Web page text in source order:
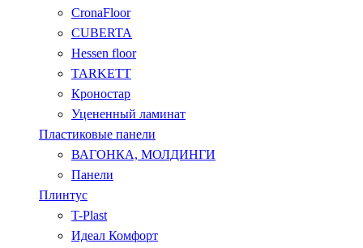
CronaFloor
CUBERTA
Hessen floor
TARKETT
Кроностар
Уцененный ламинат
Пластиковые панели
ВАГОНКА, МОЛДИНГИ
Панели
Плинтус
T-Plast
Идеал Комфорт